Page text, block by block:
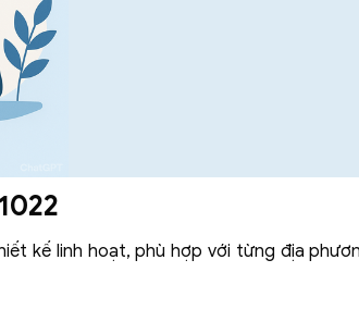
kế linh hoạt, phù hợp với từng địa